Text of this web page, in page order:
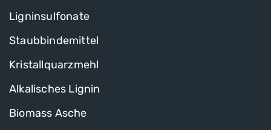
Ligninsulfonate
Staubbindemittel
Kristallquarzmehl
Alkalisches Lignin
Biomass Asche